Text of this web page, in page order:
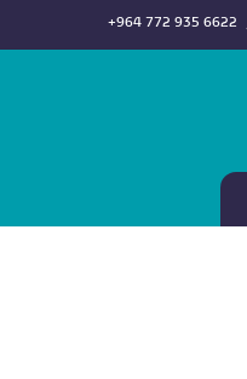
+964 772 935 6622